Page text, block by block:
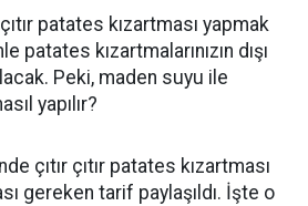
patates kızartması yapmak
patates kızartmalarınızın dışı
Peki, maden suyu ile
yapılır?
çıtır çıtır patates kızartması
gereken tarif paylaşıldı. İşte o